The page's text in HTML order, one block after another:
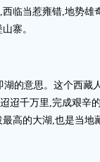
临当惹雍错,地势雄
寨。
的意思。这个西藏
迢千万里,完成艰辛
高的大湖,也是当地